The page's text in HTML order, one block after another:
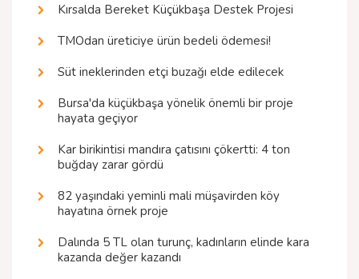
Kırsalda Bereket Küçükbaşa Destek Projesi
TMOdan üreticiye ürün bedeli ödemesi!
Süt ineklerinden etçi buzağı elde edilecek
Bursa'da küçükbaşa yönelik önemli bir proje
hayata geçiyor
Kar birikintisi mandıra çatısını çökertti: 4 ton
buğday zarar gördü
82 yaşındaki yeminli mali müşavirden köy
hayatına örnek proje
Dalında 5 TL olan turunç, kadınların elinde kara
kazanda değer kazandı